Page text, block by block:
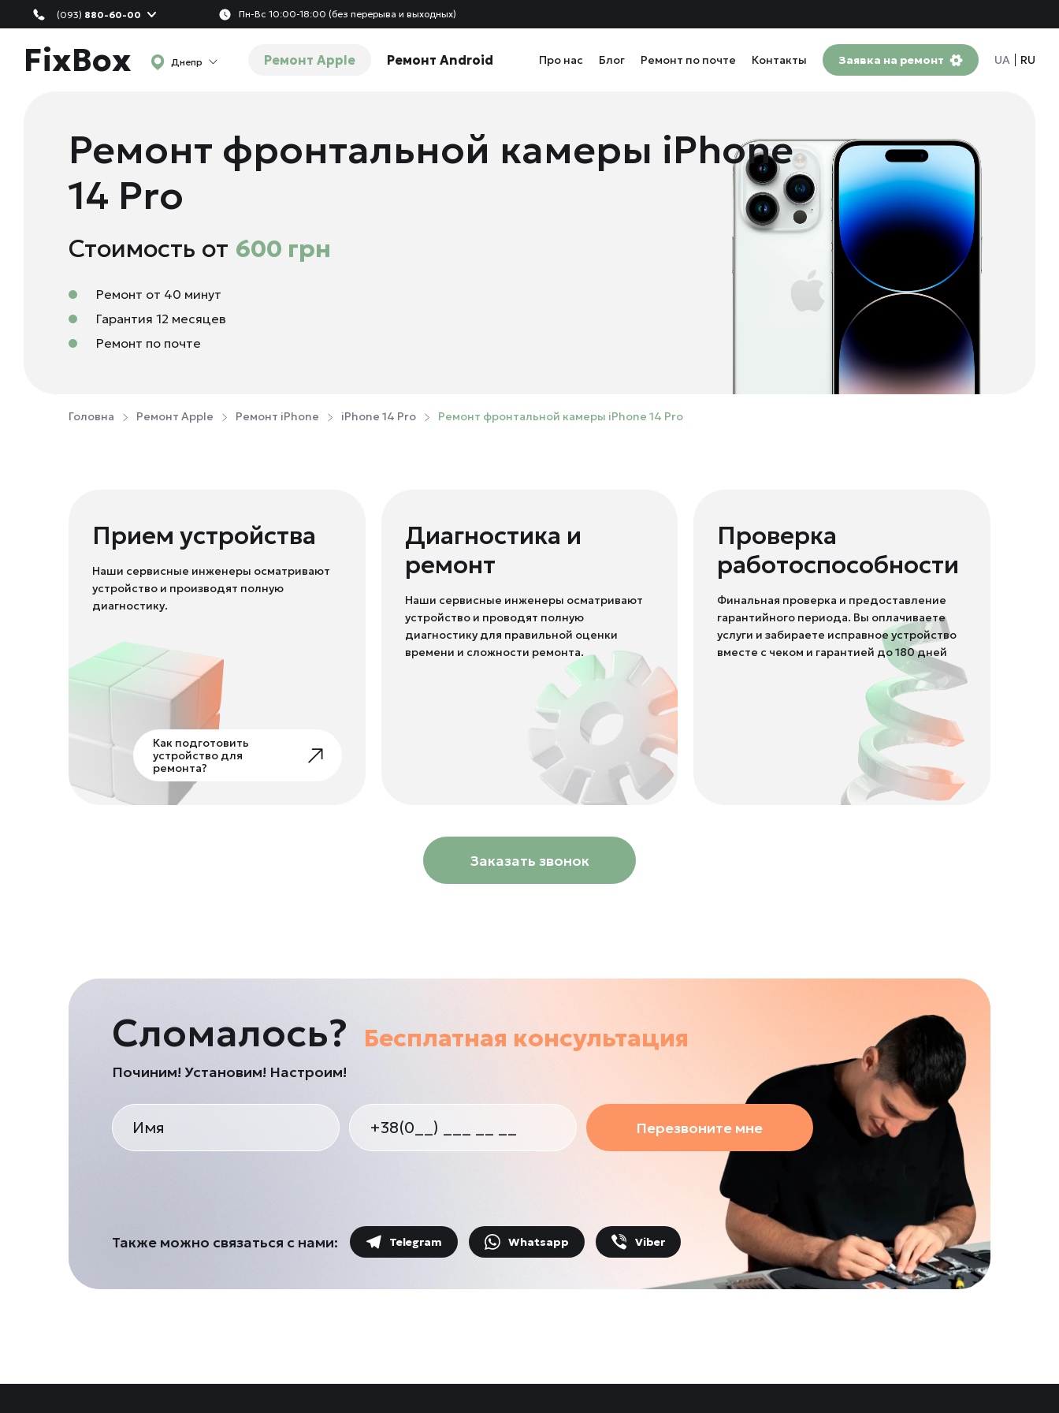
(093) 880-60-00 Пн-Вс 10:00-18:00 (без перерыва и выходных)
FixBox Днепр Ремонт Apple Ремонт Android Про нас Блог Ремонт по почте Контакты Заявка на ремонт UA RU
Ремонт фронтальной камеры iPhone
14 Pro
Стоимость от 600 грн
Ремонт от 40 минут
Гарантия 12 месяцев
Ремонт по почте
Головна Ремонт Apple Ремонт iPhone iPhone 14 Pro Ремонт фронтальной камеры iPhone 14 Pro
Прием устройства
Наши сервисные инженеры осматривают
устройство и производят полную
диагностику.
Как подготовить
устройство для
ремонта?
Диагностика и
ремонт
Наши сервисные инженеры осматривают
устройство и проводят полную
диагностику для правильной оценки
времени и сложности ремонта.
Проверка
работоспособности
Финальная проверка и предоставление
гарантийного периода. Вы оплачиваете
услуги и забираете исправное устройство
вместе с чеком и гарантией до 180 дней
Заказать звонок
Сломалось? Бесплатная консультация
Починим! Установим! Настроим!
Перезвоните мне
Также можно связаться с нами: Telegram Whatsapp Viber